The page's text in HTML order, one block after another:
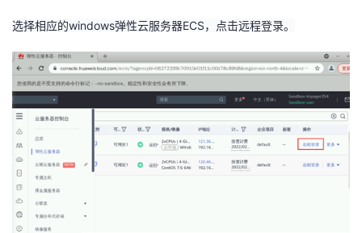
选择相应的windows弹性云服务器ECS，点击远程登录。